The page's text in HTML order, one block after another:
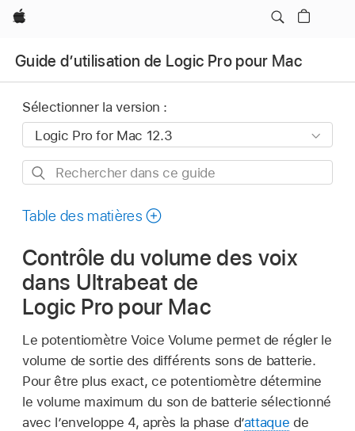
Apple
Guide d’utilisation de Logic Pro pour Mac
Sélectionner la version :
Rechercher
ce
Table des matières
Contrôle du volume des voix
dans Ultrabeat de
Logic Pro pour Mac
Le potentiomètre Voice Volume permet de régler le
volume de sortie des différents sons de batterie.
Pour être plus exact, ce potentiomètre détermine
le volume maximum du son de batterie sélectionné
avec l’enveloppe 4, après la phase d’attaque de